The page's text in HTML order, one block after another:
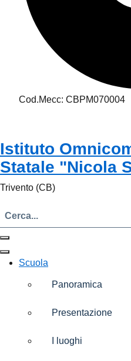
Cod.Mecc: CBPM070004
Istituto
Statale "Nicola
Trivento (CB)
Scuola
Panoramica
Presentazione
I luoghi